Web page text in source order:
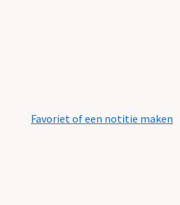
Favoriet of een notitie maken